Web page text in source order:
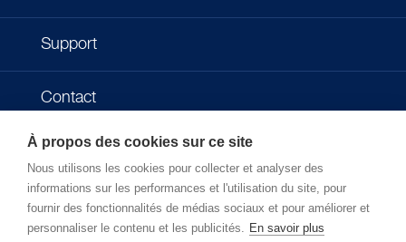
Support
Contact
Impressum
Politique de confidentialité
À propos des cookies sur ce site
Nous utilisons les cookies pour collecter et analyser des
informations sur les performances et l'utilisation du site, pour
fournir des fonctionnalités de médias sociaux et pour améliorer et
personnaliser le contenu et les publicités. En savoir plus